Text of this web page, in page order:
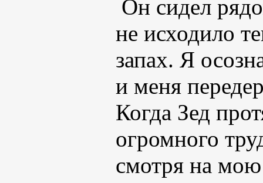
Он сидел
не исходило
запах. Я
и меня
Когда Зед
огромного
смотря на мою